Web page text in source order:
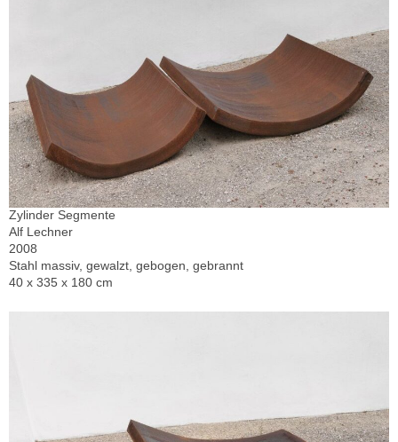
Zylinder Segmente
Alf Lechner
2008
Stahl massiv, gewalzt, gebogen, gebrannt
40 x 335 x 180 cm